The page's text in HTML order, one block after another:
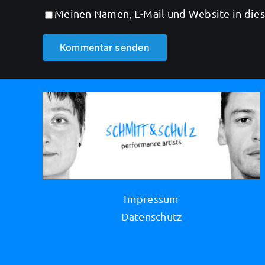
Meinen Namen, E-Mail und Website in
Impressum
Datenschutz